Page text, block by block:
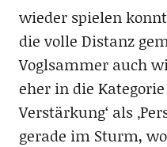
wieder spielen
die volle Distanz
Voglsammer auch
eher in die
Verstärkung‘ als
gerade im Sturm,